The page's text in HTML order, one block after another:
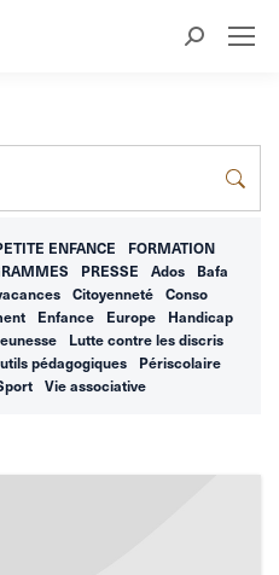
Recherche
ENFANCE
FORMATION
PRESSE Ados
Bafa
Citoyenneté
Conso
Enfance Europe
Handicap
Lutte contre les discris
pédagogiques
Périscolaire
Vie associative